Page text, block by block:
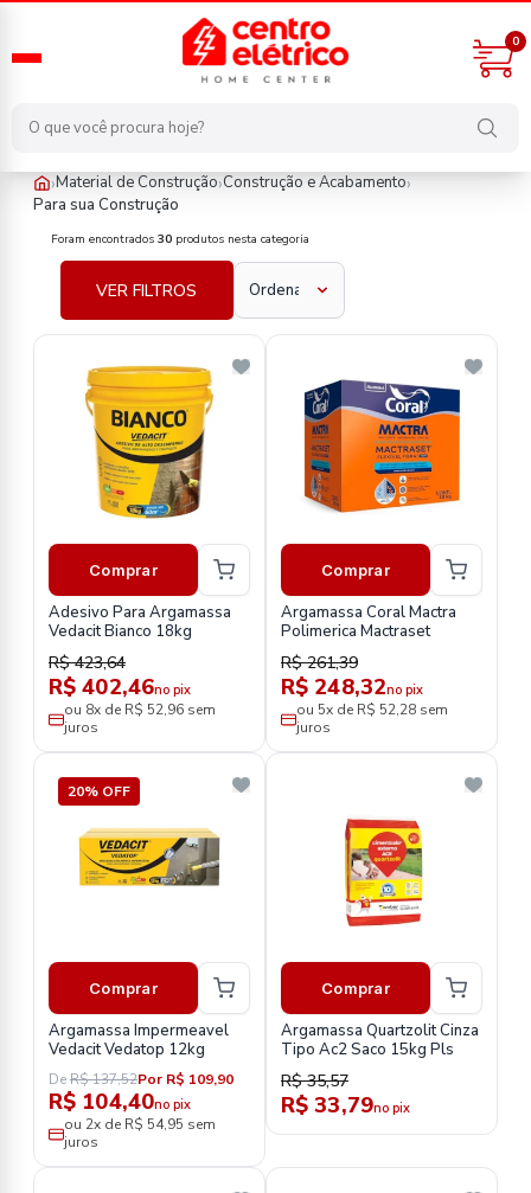
0
›Material de Construção›Construção e Acabamento›
Para sua Construção
material-de-construcao/construcao-e-acabamento/para-sua-
Foram encontrados 30 produtos nesta categoria
VER FILTROS
Comprar
Adesivo Para Argamassa
Vedacit Bianco 18kg
R$ 423,64
R$ 402,46no pix
ou 8x de R$ 52,96 sem
juros
Comprar
Argamassa Coral Mactra
Polimerica Mactraset
R$ 261,39
R$ 248,32no pix
ou 5x de R$ 52,28 sem
juros
20% OFF
Comprar
Argamassa Impermeavel
Vedacit Vedatop 12kg
DeR$ 137,52Por R$ 109,90
R$ 104,40no pix
ou 2x de R$ 54,95 sem
juros
Comprar
Argamassa Quartzolit Cinza
Tipo Ac2 Saco 15kg Pls
R$ 35,57
R$ 33,79no pix